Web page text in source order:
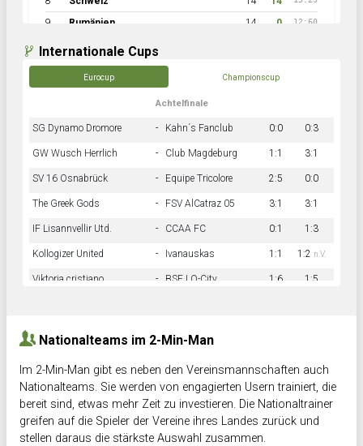
9 Rumänien 14 0 12:60
Internationale Cups
Eurocup Championscup
Achtelfinale
SG Dynamo Dromore - Kahn´s Fanclub 0:0 0:3
GW Wusch Herrlich - Club Magdeburg 1:1 3:1
SV 16 Osnabrück - Equipe Tricolore 2:5 0:0
The Greek Gods - FSV AlCatraz 05 3:1 3:1
IF Lisannvellir Utd. - CCAA FC 0:1 1:3
Kollogizer United - Ivanauskas 1:1 1:2 n.V.
Viktoria cristiano - BSF LO-City 1:6 1:5
Nationalteams im 2-Min-Man
Im 2-Min-Man gibt es neben den Vereinsmannschaften auch
Nationalteams. Sie werden von engagierten Usern trainiert, die
bereit sind, etwas mehr Zeit zu investieren. Die Nationaltrainer
greifen auf die Spieler der Vereine ihres Landes zurück und
stellen daraus die stärkste Auswahl zusammen.